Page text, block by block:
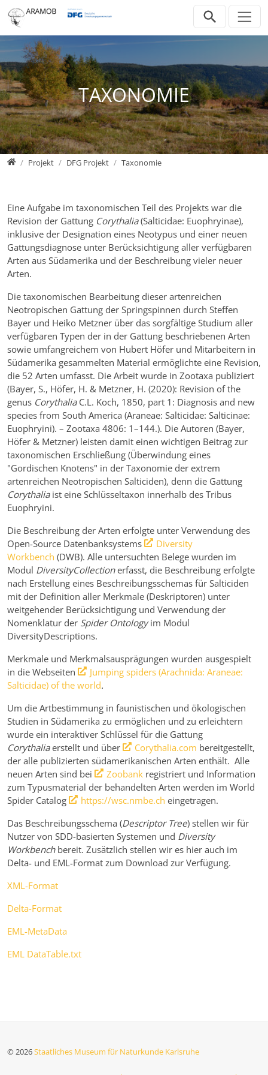
Direkt zur Hauptnavigation springen
Direkt zum Inhalt springen
Zur Unternavigation springen
TAXONOMIE
HomeProjekt DFG Projekt Taxonomie
Eine Aufgabe im taxonomischen Teil des Projekts war die
Revision der Gattung Corythalia(Salticidae: Euophryinae),
inklusive der Designation eines Neotypus und einer neuen
Gattungsdiagnose unter Berücksichtigung aller verfügbaren
Arten aus Südamerika und der Beschreibung vieler neuer
Arten.
Die taxonomischen Bearbeitung dieser artenreichen
Neotropischen Gattung der Springspinnen durch Steffen
Bayer und Heiko Metzner über das sorgfältige Studium aller
verfügbaren Typen der in der Gattung beschriebenen Arten
sowie umfangreichem von Hubert Höfer und Mitarbeitern in
Südamerika gesammelten Material ermöglichte eine Revision,
die 52 Arten umfasst. Die Arbeit wurde in Zootaxa publiziert
(Bayer, S., Höfer, H. & Metzner, H. (2020): Revision of the
genus CorythaliaC.L. Koch, 1850, part 1: Diagnosis and new
species from South America (Araneae: Salticidae: Salticinae:
Euophryini). – Zootaxa 4806: 1–144.). Die Autoren (Bayer,
Höfer & Metzner) leisten damit einen wichtigen Beitrag zur
taxonomischen Erschließung (Überwindung eines
"Gordischen Knotens" in der Taxonomie der extrem
artenreichen Neotropischen Salticiden), denn die Gattung
Corythalia ist eine Schlüsseltaxon innerhalb des Tribus
Euophryini.
Die Beschreibung der Arten erfolgte unter Verwendung des
Open-Source Datenbanksystems
Diversity
Workbench (DWB). Alle untersuchten Belege wurden im
Modul DiversityCollectionerfasst, die Beschreibung erfolgte
nach Erstellung eines Beschreibungsschemas für Salticiden
mit der Definition aller Merkmale (Deskriptoren) unter
weitgehender Berücksichtigung und Verwendung der
Nomenklatur der Spider Ontologyim Modul
DiversityDescriptions.
Merkmale und Merkmalsausprägungen wurden ausgespielt
in die Webseiten
Jumping spiders (Arachnida: Araneae:
Salticidae) of the world.
Um die Artbestimmung in faunistischen und ökologischen
Studien in Südamerika zu ermöglichen und zu erleichtern
wurde ein interaktiver Schlüssel für die Gattung
Corythaliaerstellt und über Corythalia.com bereitgestellt,
der alle publizierten südamerikanischen Arten enthält. Alle
neuen Arten sind bei
Zoobank registriert und Information
zum Typusmaterial der behandelten Arten werden im World
Spider Catalog
https://wsc.nmbe.ch eingetragen.
Das Beschreibungsschema (Descriptor Tree) stellen wir für
Nutzer von SDD-basierten Systemen und Diversity
Workbenchbereit. Zusätzlich stellen wir es hier auch im
Delta- und EML-Format zum Download zur Verfügung.
XML-Format
Delta-Format
EML-MetaData
EML DataTable.txt
© 2026Staatliches Museum für Naturkunde Karlsruhe